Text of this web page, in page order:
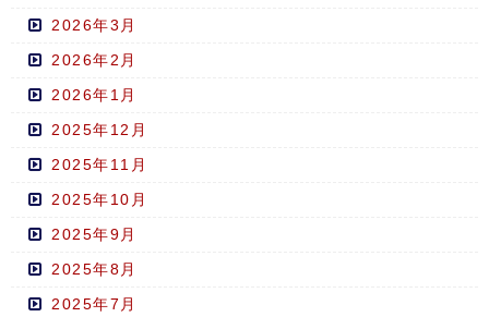
2026年3月
2026年2月
2026年1月
2025年12月
2025年11月
2025年10月
2025年9月
2025年8月
2025年7月